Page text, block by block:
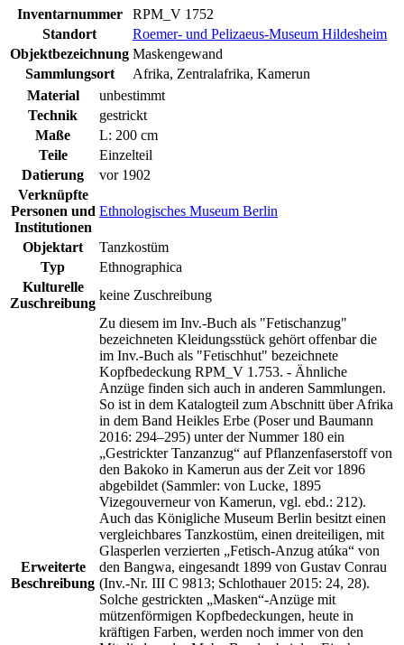
Inventarnummer
RPM_V 1752
Standort
Roemer- und Pelizaeus-Museum Hildesheim
Objektbezeichnung Maskengewand
Sammlungsort
Afrika, Zentralafrika, Kamerun
Material
unbestimmt
Technik
gestrickt
Maße
L: 200 cm
Teile
Einzelteil
Datierung
vor 1902
Verknüpfte
Personen und
Institutionen
Ethnologisches Museum Berlin
Objektart
Tanzkostüm
Typ
Ethnographica
Kulturelle
Zuschreibung
keine Zuschreibung
Erweiterte
Beschreibung
Zu diesem im Inv.-Buch als "Fetischanzug"
bezeichneten Kleidungsstück gehört offenbar die
im Inv.-Buch als "Fetischhut" bezeichnete
Kopfbedeckung RPM_V 1.753. - Ähnliche
Anzüge finden sich auch in anderen Sammlungen.
So ist in dem Katalogteil zum Abschnitt über Afrika
in dem Band Heikles Erbe (Poser und Baumann
2016: 294–295) unter der Nummer 180 ein
„Gestrickter Tanzanzug“ auf Pflanzenfaserstoff von
den Bakoko in Kamerun aus der Zeit vor 1896
abgebildet (Sammler: von Lucke, 1895
Vizegouverneur von Kamerun, vgl. ebd.: 212).
Auch das Königliche Museum Berlin besitzt einen
vergleichbares Tanzkostüm, einen dreiteiligen, mit
Glasperlen verzierten „Fetisch-Anzug atúka“ von
den Bangwa, eingesandt 1899 von Gustav Conrau
(Inv.-Nr. III C 9813; Schlothauer 2015: 24, 28).
Solche gestrickten „Masken“-Anzüge mit
mützenförmigen Kopfbedeckungen, heute in
kräftigen Farben, werden noch immer von den